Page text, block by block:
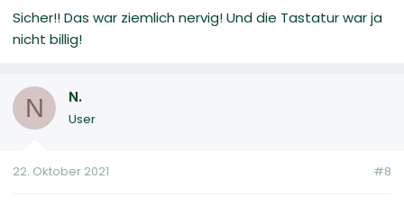
Sicher!! Das war ziemlich nervig! Und die Tastatur war ja
nicht billig!
N N.
User
22. Oktober 2021 #8